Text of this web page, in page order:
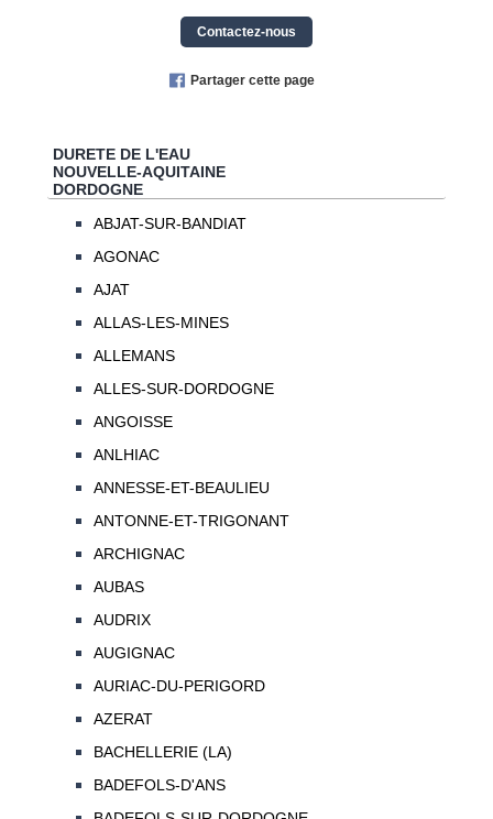
Contactez-nous
Partager cette page
DURETE DE L'EAU
NOUVELLE-AQUITAINE
DORDOGNE
ABJAT-SUR-BANDIAT
AGONAC
AJAT
ALLAS-LES-MINES
ALLEMANS
ALLES-SUR-DORDOGNE
ANGOISSE
ANLHIAC
ANNESSE-ET-BEAULIEU
ANTONNE-ET-TRIGONANT
ARCHIGNAC
AUBAS
AUDRIX
AUGIGNAC
AURIAC-DU-PERIGORD
AZERAT
BACHELLERIE (LA)
BADEFOLS-D'ANS